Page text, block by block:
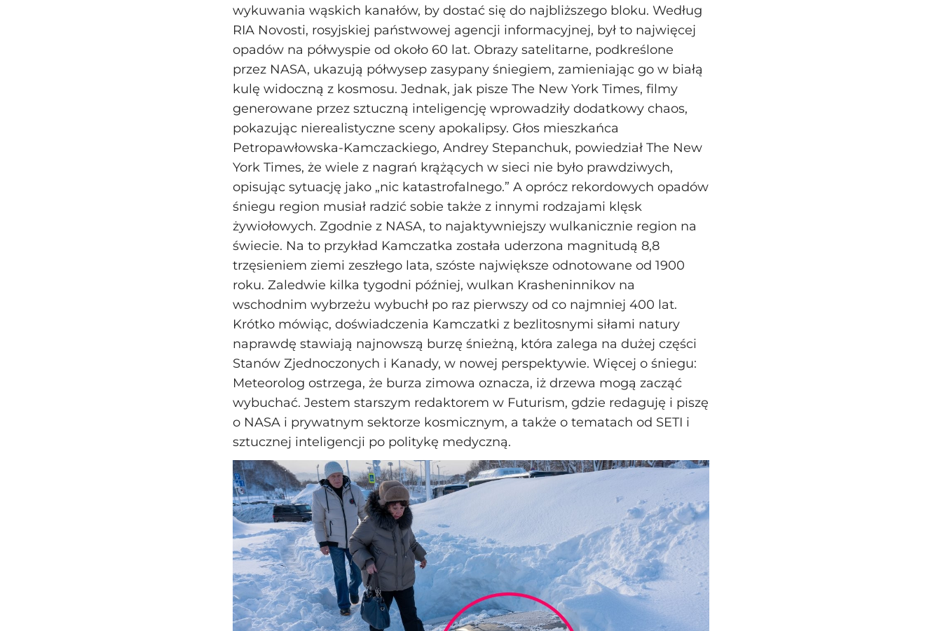
wykuwania wąskich kanałów, by dostać się do najbliższego bloku. Według
RIA Novosti, rosyjskiej państwowej agencji informacyjnej, był to najwięcej
opadów na półwyspie od około 60 lat. Obrazy satelitarne, podkreślone
przez NASA, ukazują półwysep zasypany śniegiem, zamieniając go w białą
kulę widoczną z kosmosu. Jednak, jak pisze The New York Times, filmy
generowane przez sztuczną inteligencję wprowadziły dodatkowy chaos,
pokazując nierealistyczne sceny apokalipsy. Głos mieszkańca
Petropawłowska-Kamczackiego, Andrey Stepanchuk, powiedział The New
York Times, że wiele z nagrań krążących w sieci nie było prawdziwych,
opisując sytuację jako „nic katastrofalnego.” A oprócz rekordowych opadów
śniegu region musiał radzić sobie także z innymi rodzajami klęsk
żywiołowych. Zgodnie z NASA, to najaktywniejszy wulkanicznie region na
świecie. Na to przykład Kamczatka została uderzona magnitudą 8,8
trzęsieniem ziemi zeszłego lata, szóste największe odnotowane od 1900
roku. Zaledwie kilka tygodni później, wulkan Krasheninnikov na
wschodnim wybrzeżu wybuchł po raz pierwszy od co najmniej 400 lat.
Krótko mówiąc, doświadczenia Kamczatki z bezlitosnymi siłami natury
naprawdę stawiają najnowszą burzę śnieżną, która zalega na dużej części
Stanów Zjednoczonych i Kanady, w nowej perspektywie. Więcej o śniegu:
Meteorolog ostrzega, że burza zimowa oznacza, iż drzewa mogą zacząć
wybuchać. Jestem starszym redaktorem w Futurism, gdzie redaguję i piszę
o NASA i prywatnym sektorze kosmicznym, a także o tematach od SETI i
sztucznej inteligencji po politykę medyczną.